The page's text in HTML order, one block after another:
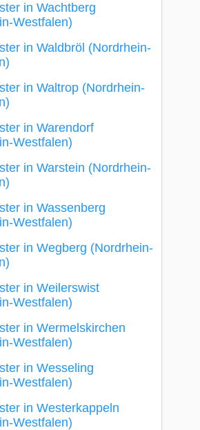
in Wachtberg
Westfalen)
in Waldbröl (Nordrhein-
in Waltrop (Nordrhein-
in Warendorf
Westfalen)
in Warstein (Nordrhein-
in Wassenberg
Westfalen)
in Wegberg (Nordrhein-
in Weilerswist
Westfalen)
in Wermelskirchen
Westfalen)
in Wesseling
Westfalen)
in Westerkappeln
Westfalen)